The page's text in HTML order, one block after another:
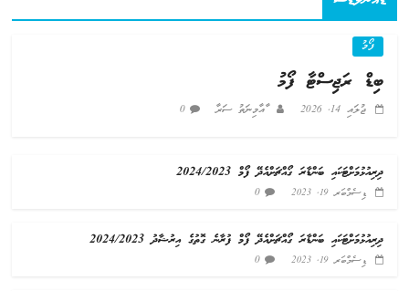
ފޯމު
ބިޑް ރަޖިސްޓާ ފޯމު
ޖުލައި 14, 2026 ާއާމިނަތު ސަރާ 0
ދިރިއުޅުމަށްޓަކައި ބަންޑާރަ ގޯއްޗަށްއެދޭ ފޯމް 2024/2023
ޑިސެމްބަރ 19, 2023 0
ދިރިއުޅުމަށްޓަކައި ބަންޑާރަ ގޯއްޗަށްއެދޭ ފޯމް ފުރާނެ ގޮތުގެ އިރުޝާދު 2024/2023
ޑިސެމްބަރ 19, 2023 0